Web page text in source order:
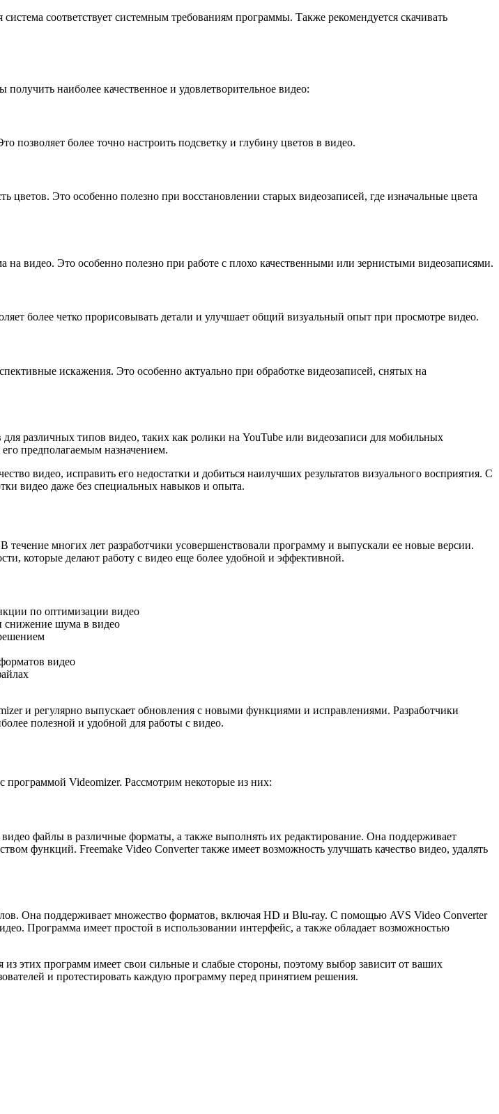
соответствует системным требованиям программы. Также рекомендуется скачивать
наиболее качественное и удовлетворительное видео:
позволяет более точно настроить подсветку и глубину цветов в видео.
Это особенно полезно при восстановлении старых видеозаписей, где изначальные цвета
видео. Это особенно полезно при работе с плохо качественными или зернистыми видеозаписями.
более четко прорисовывать детали и улучшает общий визуальный опыт при просмотре видео.
искажения. Это особенно актуально при обработке видеозаписей, снятых на
различных типов видео, таких как ролики на YouTube или видеозаписи для мобильных
предполагаемым назначением.
видео, исправить его недостатки и добиться наилучших результатов визуального восприятия. С
видео даже без специальных навыков и опыта.
многих лет разработчики усовершенствовали программу и выпускали ее новые версии.
которые делают работу с видео еще более удобной и эффективной.
по оптимизации видео
снижение шума в видео
видео
и регулярно выпускает обновления с новыми функциями и исправлениями. Разработчики
полезной и удобной для работы с видео.
Videomizer. Рассмотрим некоторые из них:
файлы в различные форматы, а также выполнять их редактирование. Она поддерживает
функций. Freemake Video Converter также имеет возможность улучшать качество видео, удалять
Она поддерживает множество форматов, включая HD и Blu-ray. С помощью AVS Video Converter
Программа имеет простой в использовании интерфейс, а также обладает возможностью
этих программ имеет свои сильные и слабые стороны, поэтому выбор зависит от ваших
и протестировать каждую программу перед принятием решения.